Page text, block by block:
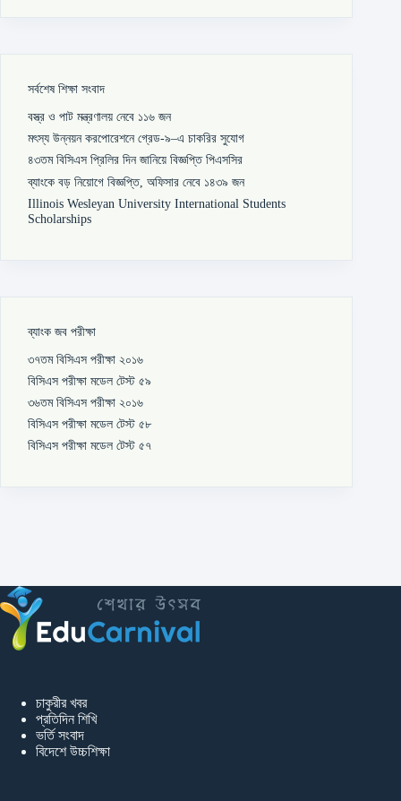
সর্বশেষ শিক্ষা সংবাদ
বস্ত্র ও পাট মন্ত্রণালয় নেবে ১১৬ জন
মৎস্য উন্নয়ন করপোরেশনে গ্রেড-৯–এ চাকরির সুযোগ
৪৩তম বিসিএস প্রিলির দিন জানিয়ে বিজ্ঞপ্তি পিএসসির
ব্যাংকে বড় নিয়োগে বিজ্ঞপ্তি, অফিসার নেবে ১৪৩৯ জন
Illinois Wesleyan University International Students
Scholarships
ব্যাংক জব পরীক্ষা
৩৭তম বিসিএস পরীক্ষা ২০১৬
বিসিএস পরীক্ষা মডেল টেস্ট ৫৯
৩৬তম বিসিএস পরীক্ষা ২০১৬
বিসিএস পরীক্ষা মডেল টেস্ট ৫৮
বিসিএস পরীক্ষা মডেল টেস্ট ৫৭
চাকুরীর খবর
প্রতিদিন শিখি
ভর্তি সংবাদ
বিদেশে উচ্চশিক্ষা